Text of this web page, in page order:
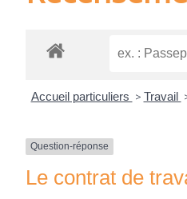
Accueil particuliers > Travail
Question-réponse
Le contrat de